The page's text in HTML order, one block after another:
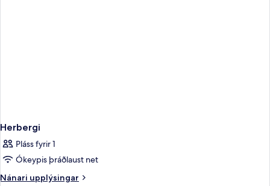
Herbergi
Pláss fyrir 1
Ókeypis þráðlaust net
Nánari upplýsingar
Nánari